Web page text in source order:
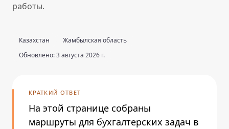
работы.
Казахстан
Жамбылская область
Обновлено: 3 августа 2026 г.
КРАТКИЙ ОТВЕТ
На этой странице собраны
маршруты для бухгалтерских задач в